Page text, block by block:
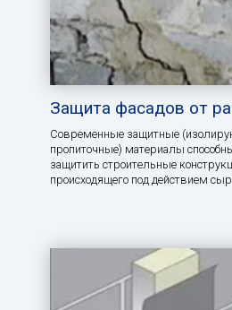
Защита фасадов от
Современные защитные
пропиточные) материалы
защитить строительные
происходящего под действием